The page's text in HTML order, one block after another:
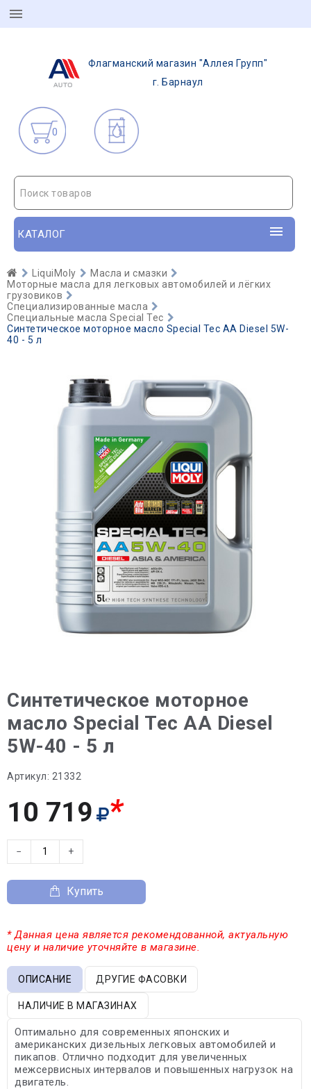
Флагманский магазин "Аллея Групп"
г. Барнаул
0
Поиск товаров
КАТАЛОГ
LiquiMoly
Масла и смазки
Моторные масла для легковых автомобилей и лёгких
грузовиков
Специализированные масла
Специальные масла Special Tec
Синтетическое моторное масло Special Tec AA Diesel 5W-
40 - 5 л
Синтетическое моторное
масло Special Tec AA Diesel
5W-40 - 5 л
Артикул: 21332
10 719 *
− +
Купить
* Данная цена является рекомендованной, актуальную
цену и наличие уточняйте в магазине.
ОПИСАНИЕ ДРУГИЕ ФАСОВКИ
НАЛИЧИЕ В МАГАЗИНАХ
Оптимально для современных японских и
американских дизельных легковых автомобилей и
пикапов. Отлично подходит для увеличенных
межсервисных интервалов и повышенных нагрузок на
двигатель.